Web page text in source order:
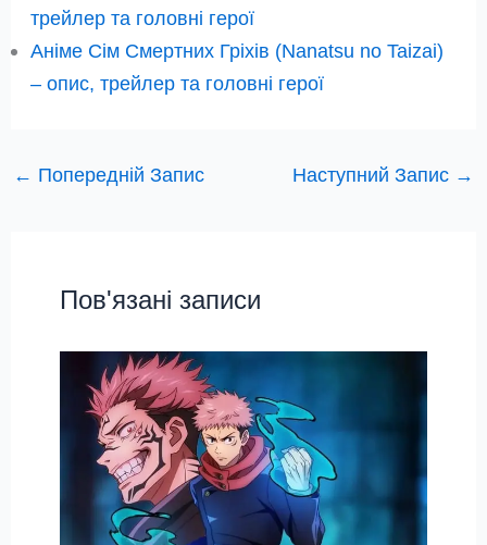
трейлер та головні герої
Аніме Сім Смертних Гріхів (Nanatsu no Taizai)
– опис, трейлер та головні герої
← Попередній Запис Наступний Запис →
Пов'язані записи